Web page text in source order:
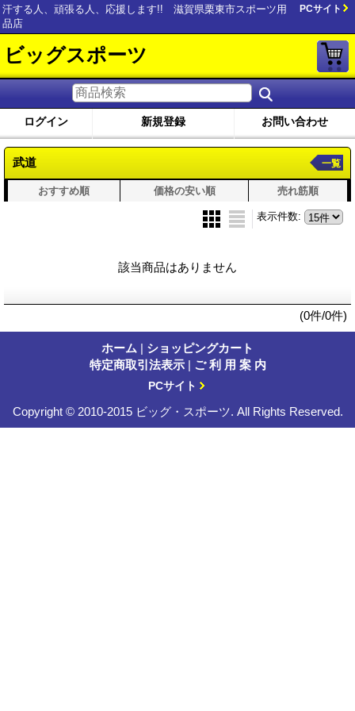
汗する人、頑張る人、応援します!! 滋賀県栗東市スポーツ用
品店
PCサイト
ビッグスポーツ
ログイン 新規登録 お問い合わせ
武道 一覧
おすすめ順 価格の安い順 売れ筋順
表示件数:
該当商品はありません
(0件/0件)
ホーム | ショッピングカート
特定商取引法表示 | ご 利 用 案 内
PCサイト
Copyright © 2010-2015 ビッグ・スポーツ. All Rights Reserved.